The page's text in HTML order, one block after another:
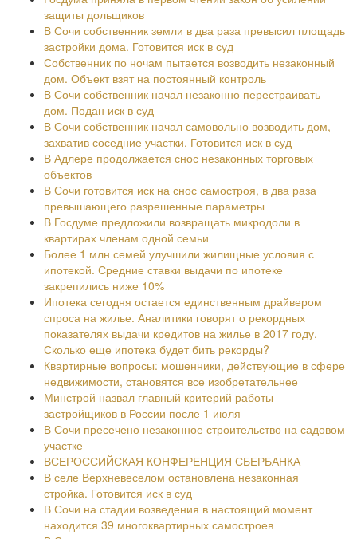
защиты дольщиков
В Сочи собственник земли в два раза превысил площадь
застройки дома. Готовится иск в суд
Собственник по ночам пытается возводить незаконный
дом. Объект взят на постоянный контроль
В Сочи собственник начал незаконно перестраивать
дом. Подан иск в суд
В Сочи собственник начал самовольно возводить дом,
захватив соседние участки. Готовится иск в суд
В Адлере продолжается снос незаконных торговых
объектов
В Сочи готовится иск на снос самостроя, в два раза
превышающего разрешенные параметры
В Госдуме предложили возвращать микродоли в
квартирах членам одной семьи
Более 1 млн семей улучшили жилищные условия с
ипотекой. Средние ставки выдачи по ипотеке
закрепились ниже 10%
Ипотека сегодня остается единственным драйвером
спроса на жилье. Аналитики говорят о рекордных
показателях выдачи кредитов на жилье в 2017 году.
Сколько еще ипотека будет бить рекорды?
Квартирные вопросы: мошенники, действующие в сфере
недвижимости, становятся все изобретательнее
Минстрой назвал главный критерий работы
застройщиков в России после 1 июля
В Сочи пресечено незаконное строительство на садовом
участке
ВСЕРОССИЙСКАЯ КОНФЕРЕНЦИЯ СБЕРБАНКА
В селе Верхневеселом остановлена незаконная
стройка. Готовится иск в суд
В Сочи на стадии возведения в настоящий момент
находится 39 многоквартирных самостроев